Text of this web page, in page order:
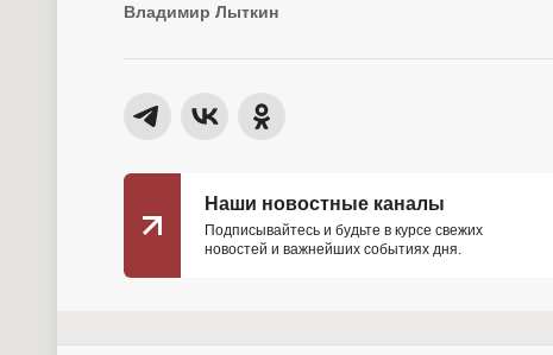
Владимир Лыткин
Наши новостные каналы
Подписывайтесь и будьте в курсе свежих
новостей и важнейших событиях дня.